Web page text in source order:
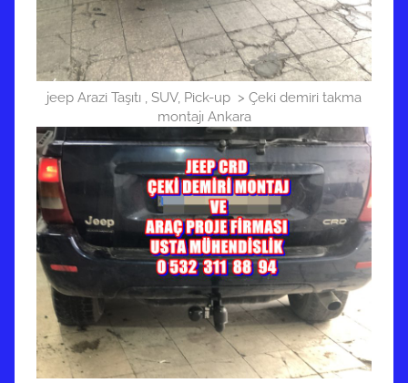
jeep Arazi Taşıtı , SUV, Pick-up > Çeki demiri takma
montajı Ankara